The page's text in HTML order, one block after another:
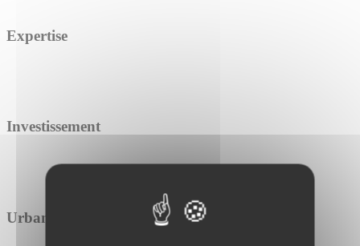
Expertise
Investissement
Urbanisme